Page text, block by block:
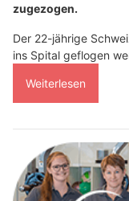
zugezogen.
Der 22-jährige
ins Spital geflogen
Weiterlesen